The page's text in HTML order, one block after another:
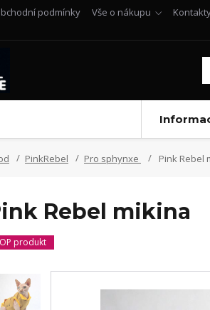
podmínky Vše o nákupu
PinkRebel Pro sphynxe Pink Rebel
Rebel mikina
produkt